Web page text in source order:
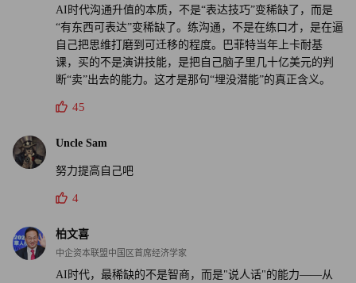
AI时代沟通升值的本质，不是“表达技巧”变稀缺了，而是
“有东西可表达”变稀缺了。练沟通，不是在练口才，是在逼
自己把思维打磨到可迁移的程度。​巴菲特当年上卡耐基
课，买的不是演讲技能，是把自己脑子里几十亿美元的判
断“卖”出去的能力。这才是那句“埋没潜能”的真正含义。
45
Uncle Sam
努力提高自己吧
4
柏文喜
中企资本联盟中国区首席经济学家
AI时代，最稀缺的不是智商，而是"说人话"的能力——从